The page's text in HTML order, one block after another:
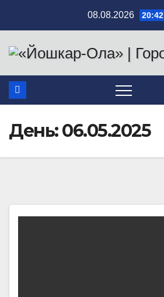
содержимому
08.08.2026 20:42
День:06.05.2025